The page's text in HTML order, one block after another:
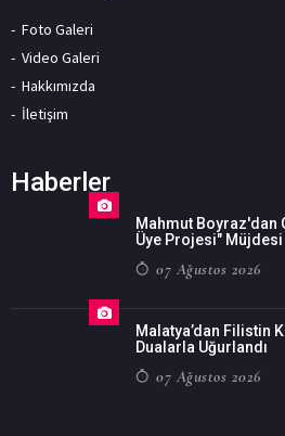
Foto Galeri
Video Galeri
Hakkımızda
İletişim
Haberler
Mahmut Boyraz'dan
Üye Projesi" Müjdesi
07 Ağustos 2026
Malatya’dan Filistin
Dualarla Uğurlandı
07 Ağustos 2026